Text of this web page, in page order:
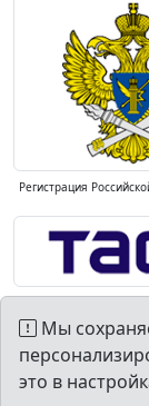
Регистрация
Мы
это в